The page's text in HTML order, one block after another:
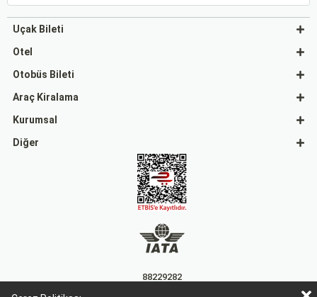
Uçak Bileti
Otel
Otobüs Bileti
Araç Kiralama
Kurumsal
Diğer
88229282